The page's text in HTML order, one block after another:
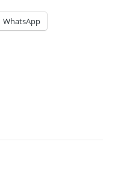
WhatsApp